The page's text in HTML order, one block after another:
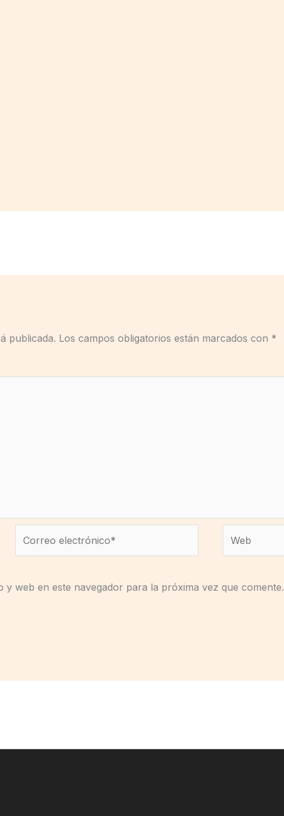
publicada. Los campos obligatorios están marcados con *
electrónico*
web en este navegador para la próxima vez que comente.